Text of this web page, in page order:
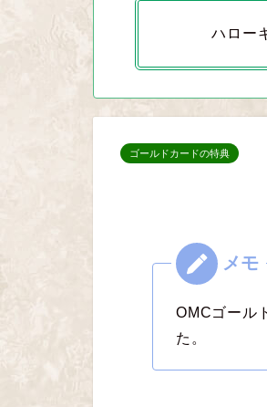
ハロー
ゴールドカードの特典
OMCゴール
た。